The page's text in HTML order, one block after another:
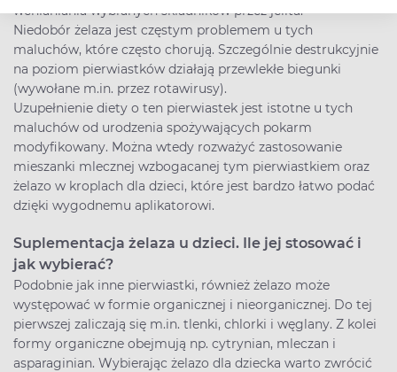
wchłaniania wybranych składników przez jelita.
Niedobór żelaza jest częstym problemem u tych
maluchów, które często chorują. Szczególnie destrukcyjnie
na poziom pierwiastków działają przewlekłe biegunki
(wywołane m.in. przez rotawirusy).
Uzupełnienie diety o ten pierwiastek jest istotne u tych
maluchów od urodzenia spożywających pokarm
modyfikowany. Można wtedy rozważyć zastosowanie
mieszanki mlecznej wzbogacanej tym pierwiastkiem oraz
żelazo w kroplach dla dzieci, które jest bardzo łatwo podać
dzięki wygodnemu aplikatorowi.
Suplementacja żelaza u dzieci. Ile jej stosować i
jak wybierać?
Podobnie jak inne pierwiastki, również żelazo może
występować w formie organicznej i nieorganicznej. Do tej
pierwszej zaliczają się m.in. tlenki, chlorki i węglany. Z kolei
formy organiczne obejmują np. cytrynian, mleczan i
asparaginian. Wybierając żelazo dla dziecka warto zwrócić